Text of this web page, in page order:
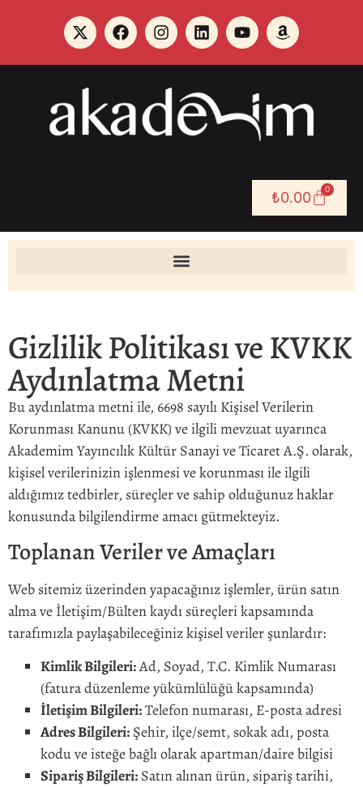
₺0.00 0
Gizlilik Politikası ve KVKK
Aydınlatma Metni
Bu aydınlatma metni ile, 6698 sayılı Kişisel Verilerin
Korunması Kanunu (KVKK) ve ilgili mevzuat uyarınca
Akademim Yayıncılık Kültür Sanayi ve Ticaret A.Ş. olarak,
kişisel verilerinizin işlenmesi ve korunması ile ilgili
aldığımız tedbirler, süreçler ve sahip olduğunuz haklar
konusunda bilgilendirme amacı gütmekteyiz.
Toplanan Veriler ve Amaçları
Web sitemiz üzerinden yapacağınız işlemler, ürün satın
alma ve İletişim/Bülten kaydı süreçleri kapsamında
tarafımızla paylaşabileceğiniz kişisel veriler şunlardır:
Kimlik Bilgileri:Ad, Soyad, T.C. Kimlik Numarası
(fatura düzenleme yükümlülüğü kapsamında)
İletişim Bilgileri:Telefon numarası, E-posta adresi
Adres Bilgileri: Şehir, ilçe/semt, sokak adı, posta
kodu ve isteğe bağlı olarak apartman/daire bilgisi
Sipariş Bilgileri: Satın alınan ürün, sipariş tarihi,